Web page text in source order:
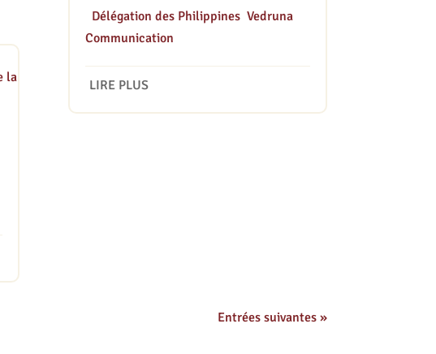
Délégation des Philippines, Vedruna
Communication
LIRE PLUS
Entrées suivantes »